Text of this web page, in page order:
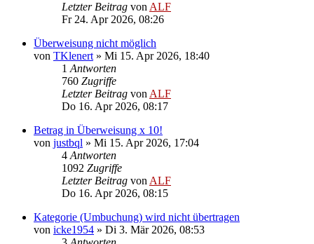
Letzter Beitrag von ALF
Fr 24. Apr 2026, 08:26
Überweisung nicht möglich
von TKlenert » Mi 15. Apr 2026, 18:40
1 Antworten
760 Zugriffe
Letzter Beitrag von ALF
Do 16. Apr 2026, 08:17
Betrag in Überweisung x 10!
von justbql » Mi 15. Apr 2026, 17:04
4 Antworten
1092 Zugriffe
Letzter Beitrag von ALF
Do 16. Apr 2026, 08:15
Kategorie (Umbuchung) wird nicht übertragen
von icke1954 » Di 3. Mär 2026, 08:53